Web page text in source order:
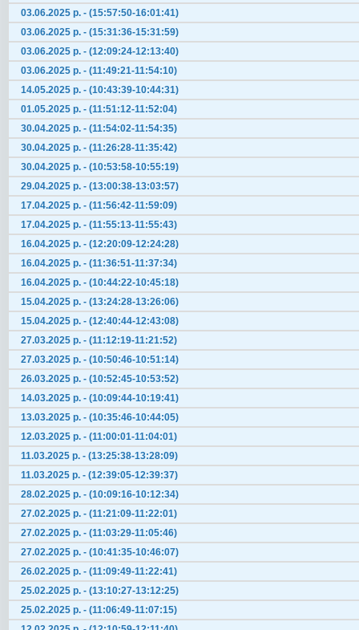
03.06.2025 р. - (15:57:50-16:01:41)
03.06.2025 р. - (15:31:36-15:31:59)
03.06.2025 р. - (12:09:24-12:13:40)
03.06.2025 р. - (11:49:21-11:54:10)
14.05.2025 р. - (10:43:39-10:44:31)
01.05.2025 р. - (11:51:12-11:52:04)
30.04.2025 р. - (11:54:02-11:54:35)
30.04.2025 р. - (11:26:28-11:35:42)
30.04.2025 р. - (10:53:58-10:55:19)
29.04.2025 р. - (13:00:38-13:03:57)
17.04.2025 р. - (11:56:42-11:59:09)
17.04.2025 р. - (11:55:13-11:55:43)
16.04.2025 р. - (12:20:09-12:24:28)
16.04.2025 р. - (11:36:51-11:37:34)
16.04.2025 р. - (10:44:22-10:45:18)
15.04.2025 р. - (13:24:28-13:26:06)
15.04.2025 р. - (12:40:44-12:43:08)
27.03.2025 р. - (11:12:19-11:21:52)
27.03.2025 р. - (10:50:46-10:51:14)
26.03.2025 р. - (10:52:45-10:53:52)
14.03.2025 р. - (10:09:44-10:19:41)
13.03.2025 р. - (10:35:46-10:44:05)
12.03.2025 р. - (11:00:01-11:04:01)
11.03.2025 р. - (13:25:38-13:28:09)
11.03.2025 р. - (12:39:05-12:39:37)
28.02.2025 р. - (10:09:16-10:12:34)
27.02.2025 р. - (11:21:09-11:22:01)
27.02.2025 р. - (11:03:29-11:05:46)
27.02.2025 р. - (10:41:35-10:46:07)
26.02.2025 р. - (11:09:49-11:22:41)
25.02.2025 р. - (13:10:27-13:12:25)
25.02.2025 р. - (11:06:49-11:07:15)